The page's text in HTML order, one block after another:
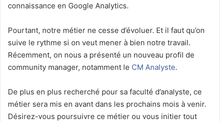
connaissance en Google Analytics.
Pourtant, notre métier ne cesse d’évoluer. Et il faut qu’on
suive le rythme si on veut mener à bien notre travail.
Récemment, on nous a présenté un nouveau profil de
community manager, notamment le CM Analyste.
De plus en plus recherché pour sa faculté d’analyste, ce
métier sera mis en avant dans les prochains mois à venir.
Désirez-vous poursuivre ce métier ou vous initier tout